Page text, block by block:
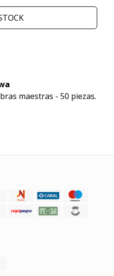
maestras - 50 piezas.